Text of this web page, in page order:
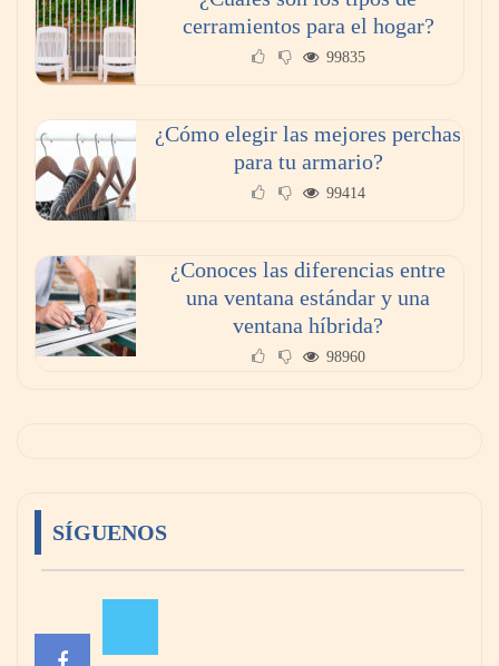
cerramientos para el hogar?
99835
¿Cómo elegir las mejores perchas
para tu armario?
99414
¿Conoces las diferencias entre
una ventana estándar y una
ventana híbrida?
98960
SÍGUENOS